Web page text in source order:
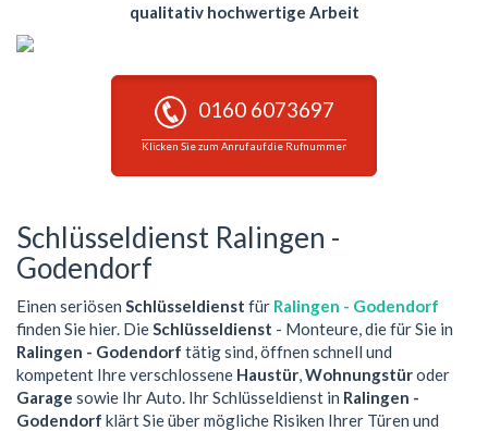
qualitativ hochwertige Arbeit
0160 6073697
Klicken Sie zum Anruf auf die Rufnummer
Schlüsseldienst Ralingen -
Godendorf
Einen seriösen Schlüsseldienst für Ralingen - Godendorf
finden Sie hier. DieSchlüsseldienst - Monteure, die für Sie in
Ralingen - Godendorf tätig sind, öffnen schnell und
kompetent Ihre verschlossene Haustür,Wohnungstüroder
Garage sowie Ihr Auto. Ihr Schlüsseldienst in Ralingen -
Godendorf klärt Sie über mögliche Risiken Ihrer Türen und